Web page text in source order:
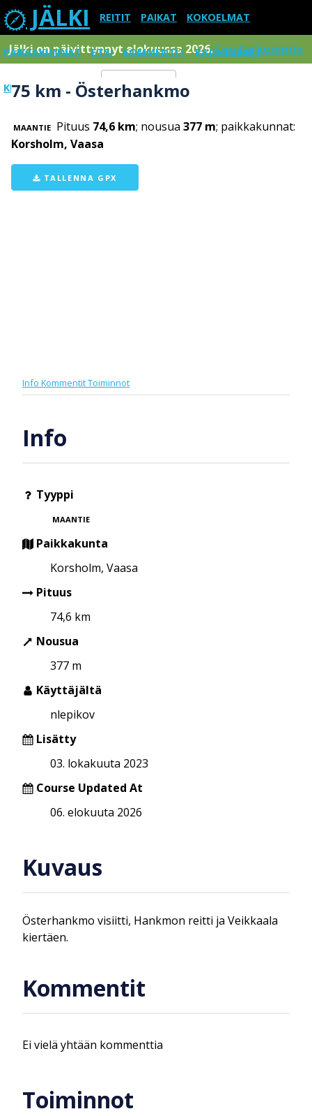
JÄLKI REITIT PAIKAT KOKOELMAT
PAIKKAKUNNAT ETSI KOMMENTIT RAJOITUKSET
KIRJAUDU SISÄÄN Menu
Jälki on päivittynnyt elokuussa 2026.Lue tarkemmin
75 km - Österhankmo
MAANTIE Pituus 74,6 km; nousua 377 m; paikkakunnat:
Korsholm, Vaasa
TALLENNA GPX
Info KommentitToiminnot
Info
Tyyppi
MAANTIE
Paikkakunta
Korsholm, Vaasa
Pituus
74,6 km
Nousua
377 m
Käyttäjältä
nlepikov
Lisätty
03. lokakuuta 2023
Course Updated At
06. elokuuta 2026
Kuvaus
Österhankmo visiitti, Hankmon reitti ja Veikkaala
kiertäen.
Kommentit
Ei vielä yhtään kommenttia
Toiminnot